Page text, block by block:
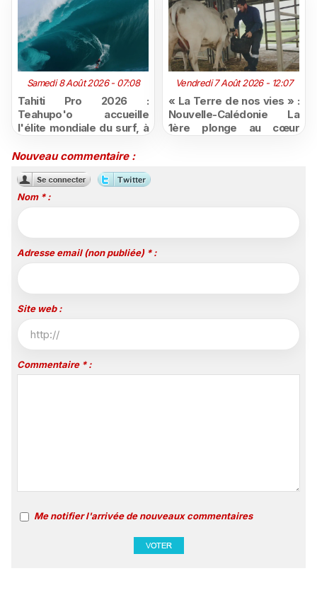
Samedi 8 Août 2026 - 07:08
Tahiti Pro 2026 :
Teahupo'o accueille
l'élite mondiale du surf, à
Polynésie la 1ère
Vendredi 7 Août 2026 - 12:07
« La Terre de nos vies » :
Nouvelle-Calédonie La
1ère plonge au cœur
Nouveau commentaire :
Nom * :
Adresse email (non publiée) * :
Site web :
Commentaire * :
Me notifier l'arrivée de nouveaux commentaires